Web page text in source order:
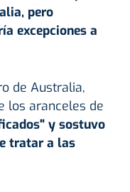
pero
excepciones a
de Australia,
los aranceles de
y sostuvo
tratar a las